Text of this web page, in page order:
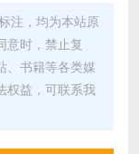
注，均为本站原
意时，禁止复
、书籍等各类媒
权益，可联系我